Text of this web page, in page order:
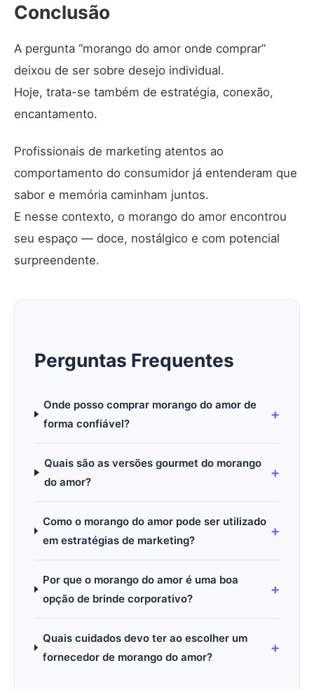
Conclusão
A pergunta “morango do amor onde comprar”
deixou de ser sobre desejo individual.
Hoje, trata-se também de estratégia, conexão,
encantamento.
Profissionais de marketing atentos ao
comportamento do consumidor já entenderam que
sabor e memória caminham juntos.
E nesse contexto, o morango do amor encontrou
seu espaço — doce, nostálgico e com potencial
surpreendente.
Perguntas Frequentes
Onde posso comprar morango do amor de
forma confiável?
Quais são as versões gourmet do morango
do amor?
Como o morango do amor pode ser utilizado
em estratégias de marketing?
Por que o morango do amor é uma boa
opção de brinde corporativo?
Quais cuidados devo ter ao escolher um
fornecedor de morango do amor?